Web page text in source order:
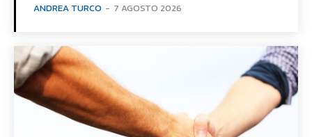
ANDREA TURCO - 7 AGOSTO 2026